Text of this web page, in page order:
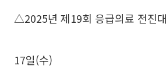
△2025년 제19회 응급의료 전진
17일(수)